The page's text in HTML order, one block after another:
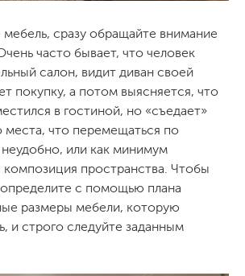
мебель, сразу обращайте внимание
часто бывает, что человек
салон, видит диван своей
покупку, а потом выясняется, что
в гостиной, но «съедает»
места, что перемещаться по
или как минимум
пространства. Чтобы
с помощью плана
размеры мебели, которую
и строго следуйте заданным